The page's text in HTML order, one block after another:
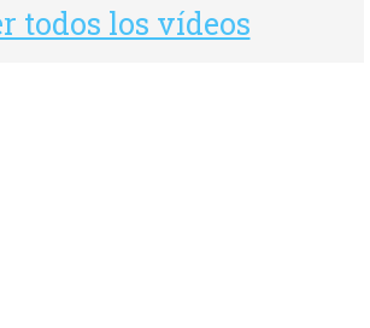
todos los vídeos